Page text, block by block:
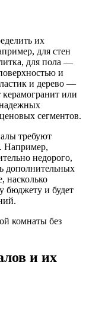
их
для стен
для пола —
и
и дерево —
или
сегментов.
требуют
Например,
недорого,
дополнительных
насколько
бюджету и будет
и их